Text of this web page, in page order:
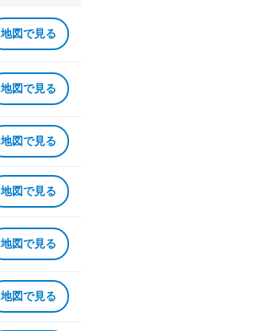
地図で見る
地図で見る
地図で見る
地図で見る
地図で見る
地図で見る